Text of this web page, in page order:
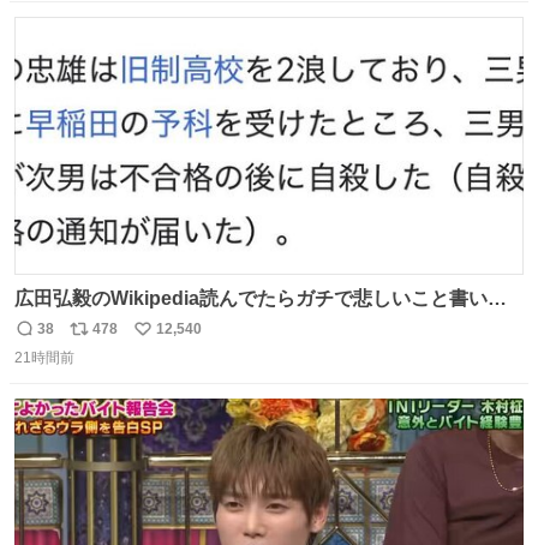
応していきます。
数
広田弘毅のWikipedia読んでたらガチで悲しいこと書いて
あって辛い
返
信
38
リ
ポ
ト
数
478
い
数
12,540
21時間前